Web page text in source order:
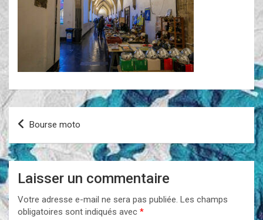
Navigation
l’article
Bourse moto
Laisser un commentaire
Votre adresse e-mail ne sera pas publiée. Les champs
obligatoires sont indiqués avec *